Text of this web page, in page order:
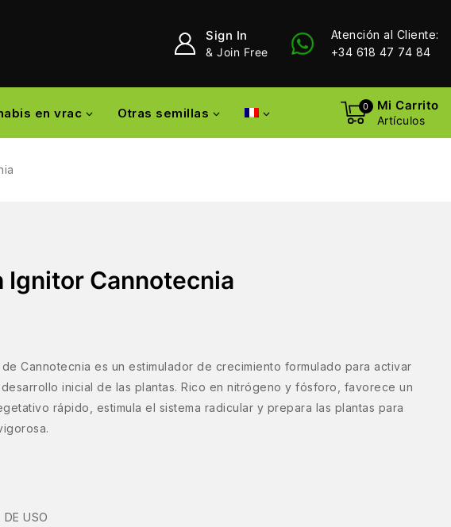
Sign In
& Join Free
Atención al Cliente:
+34 618 47 74 84
en vrac Otras semillas 0 Mi Carrito
Artículos
Ignitor Cannotecnia
Cannotecnia es un estimulador de crecimiento formulado para activar
inicial de las plantas. Rico en nitrógeno y fósforo, favorece un
rápido, estimula el sistema radicular y prepara las plantas para
DE USO